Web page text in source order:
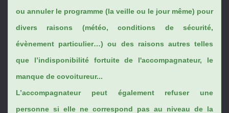
ou annuler le programme (la veille ou le jour même) pour
divers raisons (météo, conditions de sécurité,
évènement particulier…) ou des raisons autres telles
que l’indisponibilité fortuite de l'accompagnateur, le
manque de covoitureur...
L’accompagnateur peut également refuser une
personne si elle ne correspond pas au niveau de la